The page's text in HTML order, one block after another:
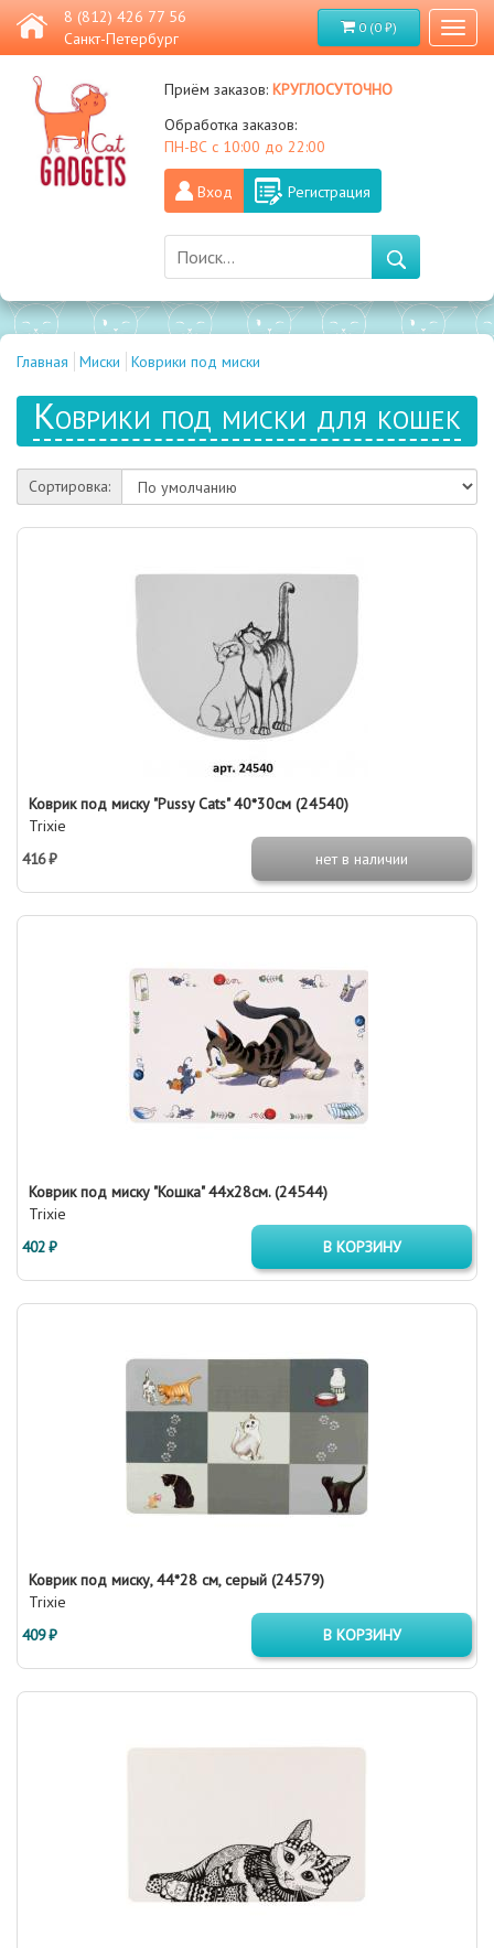
8 (812) 426 77 56
Санкт-Петербург
0 (0 ₽)
Приём заказов:круглосуточно
Обработка заказов:
ПН-ВС с 10:00 до 22:00
Вход Регистрация
Главная Миски Коврики под миски
Коврики под миски для кошек
Сортировка:
Коврик под миску "Pussy Cats" 40*30см (24540)
Trixie
416 ₽
нет в наличии
Коврик под миску "Кошка" 44х28см. (24544)
Trixie
402 ₽
В КОРЗИНУ
Коврик под миску, 44*28 см, серый (24579)
Trixie
409 ₽
В КОРЗИНУ